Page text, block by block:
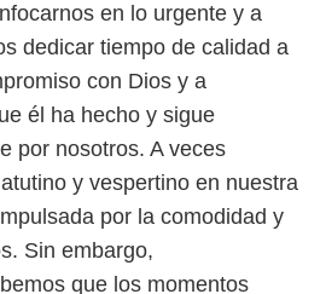
en lo urgente y a
dedicar tiempo de calidad a
con Dios y a
él ha hecho y sigue
por nosotros. A veces
y vespertino en nuestra
por la comodidad y
Sin embargo,
que los momentos